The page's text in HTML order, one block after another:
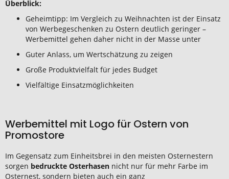
Überblick:
Geheimtipp: Im Vergleich zu Weihnachten ist der Einsatz
von Werbegeschenken zu Ostern deutlich geringer –
Werbemittel gehen daher nicht in der Masse unter
Guter Anlass, um Wertschätzung zu zeigen
Große Produktvielfalt für jedes Budget
Vielfältige Einsatzmöglichkeiten
Werbemittel mit Logo für Ostern von
Promostore
Im Gegensatz zum Einheitsbrei in den meisten Osternestern
sorgen bedruckte Osterhasen nicht nur für mehr Farbe im
Osternest, sondern bieten auch ein ganz